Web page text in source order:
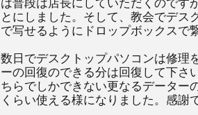
は普段は店長にしていただくのです
とにしました。そして、教会でデス
で写せるようにドロップボックスで
数日でデスクトップパソコンは修理
ーの回復のできる分は回復して下さ
ちらでしかできない更なるデーター
くらい使える様になりました。感謝